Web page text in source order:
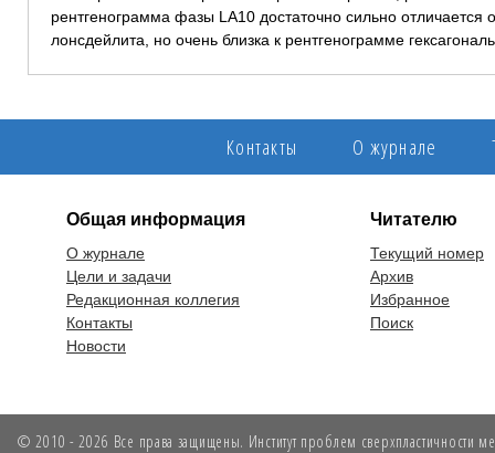
рентгенограмма фазы LA10 достаточно сильно отличается
лонсдейлита, но очень близка к рентгенограмме
Контакты О журнале
Общая информация
О журнале
Цели и задачи
Редакционная коллегия
Контакты
Новости
Читателю
Текущий номер
Архив
Избранное
Поиск
© 2010 - 2026 Все права защищены. Институт проблем сверхпластичности